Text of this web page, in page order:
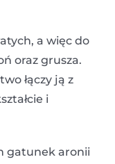
a więc do
oraz grusza.
łączy ją z
i
gatunek aronii